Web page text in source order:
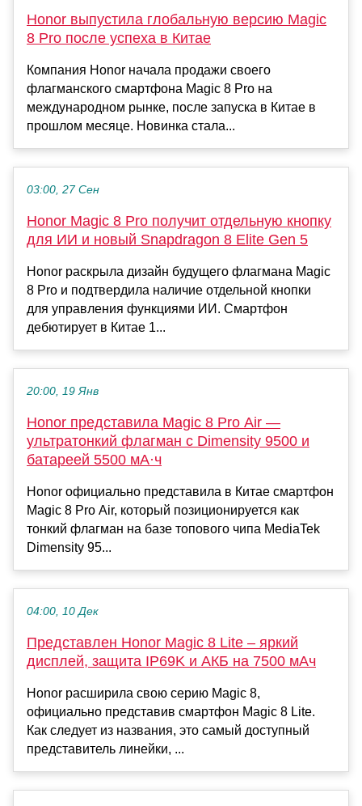
Honor выпустила глобальную версию Magic
8 Pro после успеха в Китае
Компания Honor начала продажи своего
флагманского смартфона Magic 8 Pro на
международном рынке, после запуска в Китае в
прошлом месяце. Новинка стала...
03:00, 27 Сен
Honor Magic 8 Pro получит отдельную кнопку
для ИИ и новый Snapdragon 8 Elite Gen 5
Honor раскрыла дизайн будущего флагмана Magic
8 Pro и подтвердила наличие отдельной кнопки
для управления функциями ИИ. Смартфон
дебютирует в Китае 1...
20:00, 19 Янв
Honor представила Magic 8 Pro Air —
ультратонкий флагман с Dimensity 9500 и
батареей 5500 мА·ч
Honor официально представила в Китае смартфон
Magic 8 Pro Air, который позиционируется как
тонкий флагман на базе топового чипа MediaTek
Dimensity 95...
04:00, 10 Дек
Представлен Honor Magic 8 Lite – яркий
дисплей, защита IP69K и АКБ на 7500 мАч
Honor расширила свою серию Magic 8,
официально представив смартфон Magic 8 Lite.
Как следует из названия, это самый доступный
представитель линейки, ...